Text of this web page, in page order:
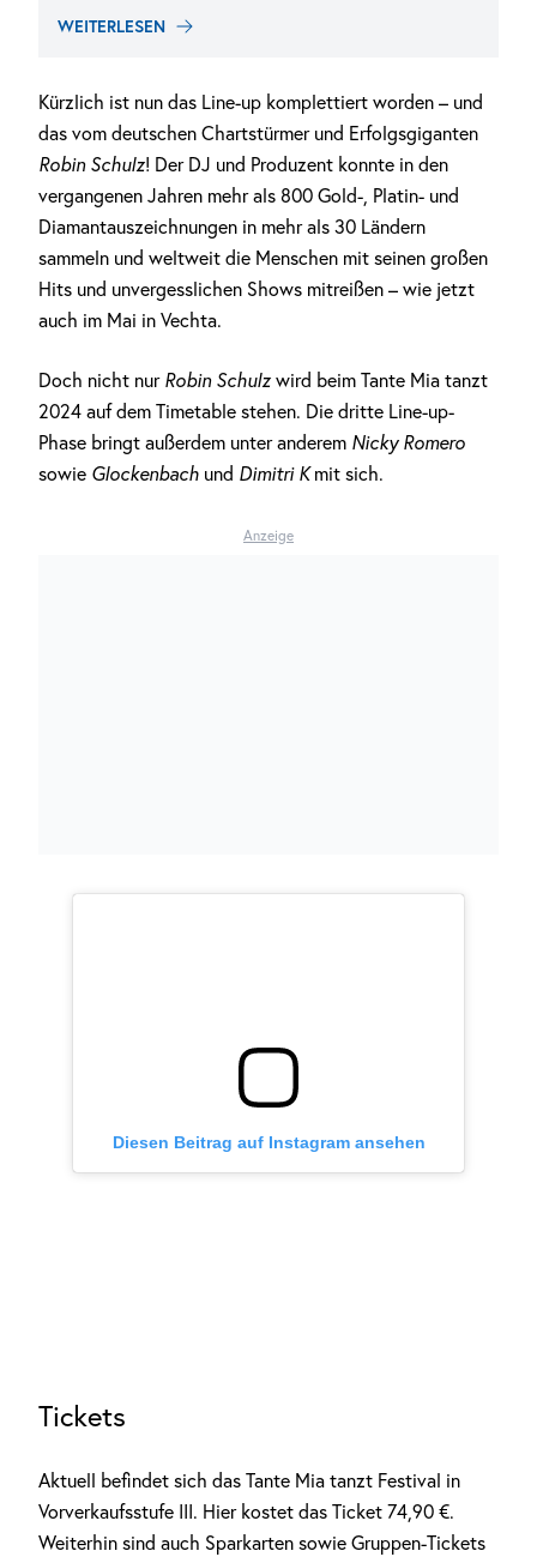
WEITERLESEN
Kürzlich ist nun das Line-up komplettiert worden – und
das vom deutschen Chartstürmer und Erfolgsgiganten
Robin Schulz! Der DJ und Produzent konnte in den
vergangenen Jahren mehr als 800 Gold-, Platin- und
Diamantauszeichnungen in mehr als 30 Ländern
sammeln und weltweit die Menschen mit seinen großen
Hits und unvergesslichen Shows mitreißen – wie jetzt
auch im Mai in Vechta.
Doch nicht nur Robin Schulz wird beim Tante Mia tanzt
2024 auf dem Timetable stehen. Die dritte Line-up-
Phase bringt außerdem unter anderem Nicky Romero
sowie Glockenbach und Dimitri Kmit sich.
Anzeige
Diesen Beitrag auf Instagram ansehen
Tickets
Aktuell befindet sich das Tante Mia tanzt Festival in
Vorverkaufsstufe III. Hier kostet das Ticket 74,90 €.
Weiterhin sind auch Sparkarten sowie Gruppen-Tickets